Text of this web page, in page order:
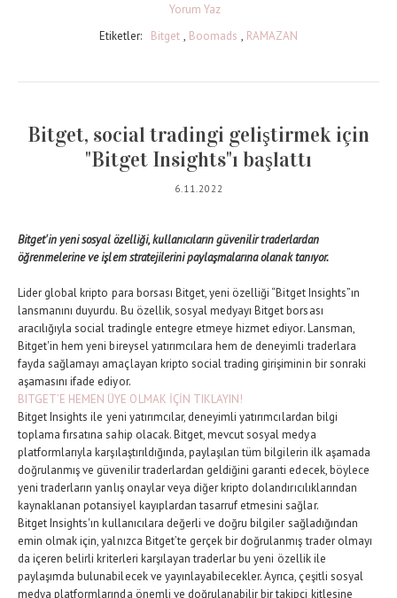
Yorum Yaz
Etiketler:
Bitget , Boomads , RAMAZAN
Bitget, social tradingi geliştirmek için
"Bitget Insights"ı başlattı
6.11.2022
Bitget'in yeni sosyal özelliği, kullanıcıların güvenilir traderlardan
öğrenmelerine ve işlem stratejilerini paylaşmalarına olanak tanıyor.
Lider global kripto para borsası Bitget, yeni özelliği “Bitget Insights”ın
lansmanını duyurdu. Bu özellik, sosyal medyayı Bitget borsası
aracılığıyla social tradingle entegre etmeye hizmet ediyor. Lansman,
Bitget'in hem yeni bireysel yatırımcılara hem de deneyimli traderlara
fayda sağlamayı amaçlayan kripto social trading girişiminin bir sonraki
aşamasını ifade ediyor.
BITGET’E HEMEN ÜYE OLMAK İÇİN TIKLAYIN!
Bitget Insights ile yeni yatırımcılar, deneyimli yatırımcılardan bilgi
toplama fırsatına sahip olacak. Bitget, mevcut sosyal medya
platformlarıyla karşılaştırıldığında, paylaşılan tüm bilgilerin ilk aşamada
doğrulanmış ve güvenilir traderlardan geldiğini garanti edecek, böylece
yeni traderların yanlış onaylar veya diğer kripto dolandırıcılıklarından
kaynaklanan potansiyel kayıplardan tasarruf etmesini sağlar.
Bitget Insights'ın kullanıcılara değerli ve doğru bilgiler sağladığından
emin olmak için, yalnızca Bitget’te gerçek bir doğrulanmış trader olmayı
da içeren belirli kriterleri karşılayan traderlar bu yeni özellik ile
paylaşımda bulunabilecek ve yayınlayabilecekler. Ayrıca, çeşitli sosyal
medya platformlarında önemli ve doğrulanabilir bir takipçi kitlesine